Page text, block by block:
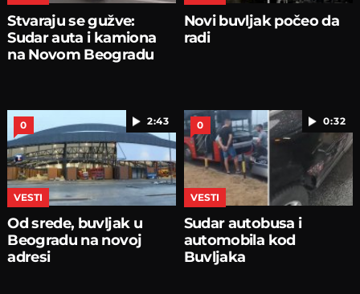
Stvaraju se gužve:
Sudar auta i kamiona
na Novom Beogradu
Novi buvljak počeo da
radi
2:43
0
VESTI
Od srede, buvljak u
Beogradu na novoj
adresi
0:32
0
VESTI
Sudar autobusa i
automobila kod
Buvljaka